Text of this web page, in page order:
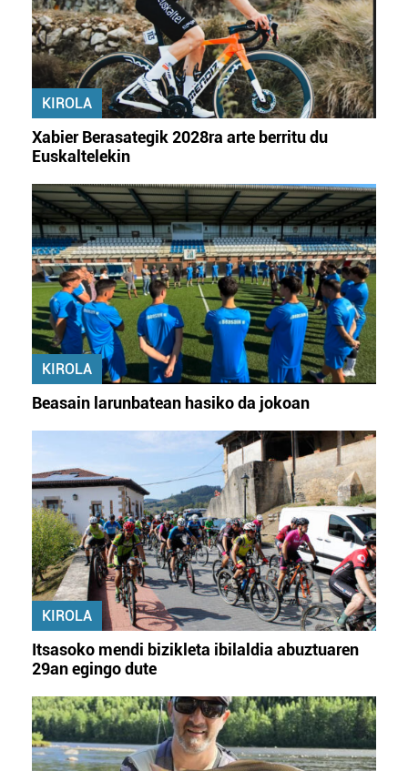
KIROLA
Xabier Berasategik 2028ra arte berritu du
Euskaltelekin
KIROLA
Beasain larunbatean hasiko da jokoan
KIROLA
Itsasoko mendi bizikleta ibilaldia abuztuaren
29an egingo dute